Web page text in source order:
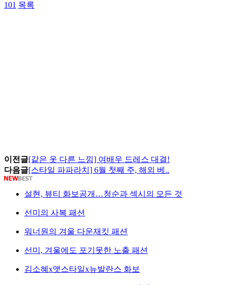
101 목록
이전글[같은 옷 다른 느낌] 여배우 드레스 대결!
다음글[스타일 파파라치] 6월 첫째 주, 해외 베..
설현, 뷰티 화보공개…청순과 섹시의 모든 것
선미의 사복 패션
워너원의 겨울 다운재킷 패션
선미, 겨울에도 포기못한 노출 패션
김소혜x앳스타일x뉴발란스 화보